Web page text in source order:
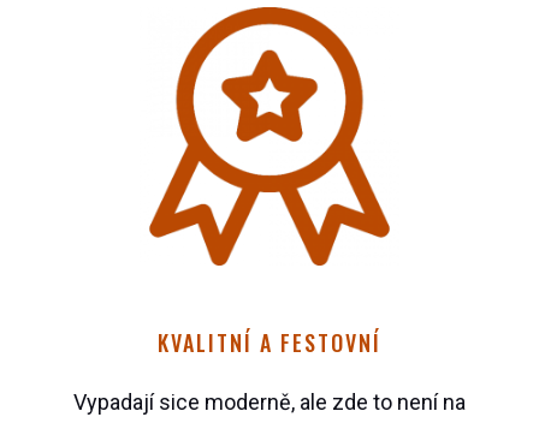
KVALITNÍ A FESTOVNÍ
Vypadají sice moderně, ale zde to není na